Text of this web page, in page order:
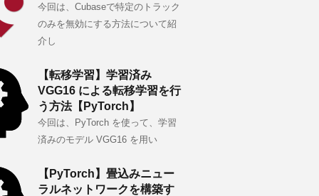
今回は、Cubaseで特定のトラック
のみを無効にする方法について紹
介し
【転移学習】学習済み
VGG16 による転移学習を行
う方法【PyTorch】
今回は、PyTorch を使って、学習
済みのモデル VGG16 を用い
【PyTorch】畳込みニュー
ラルネットワークを構築す